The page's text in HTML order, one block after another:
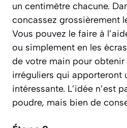
un centimètre chacune.
concassez grossièrement
Vous pouvez le faire à
ou simplement en les
de votre main pour obtenir
irréguliers qui apporteront
intéressante. L’idée n’est
poudre, mais bien de